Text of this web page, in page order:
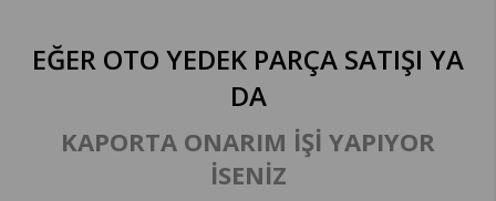
EĞER OTO YEDEK PARÇA SATIŞI YA
DA
KAPORTA ONARIM İŞİ YAPIYOR
İSENİZ